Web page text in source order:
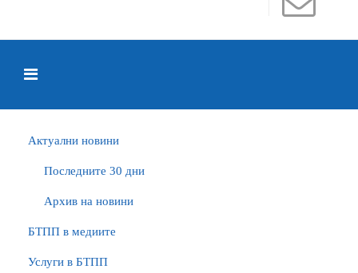
Актуални новини
Последните 30 дни
Архив на новини
БTПП в медиите
Услуги в БТПП